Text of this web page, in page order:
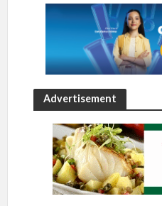
Advertisement